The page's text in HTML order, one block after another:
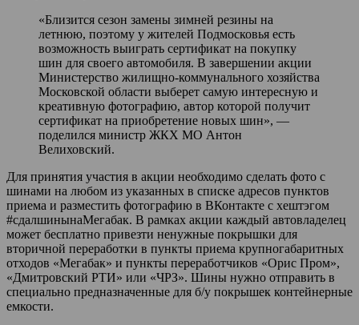
«Близится сезон замены зимней резины на
летнюю, поэтому у жителей Подмосковья есть
возможность выиграть сертификат на покупку
шин для своего автомобиля. В завершении акции
Министерство жилищно-коммунального хозяйства
Московской области выберет самую интересную и
креативную фотографию, автор которой получит
сертификат на приобретение новых шин», —
поделился министр ЖКХ МО Антон
Велиховский.
Для принятия участия в акции необходимо сделать фото с
шинами на любом из указанных в списке адресов пунктов
приема и разместить фотографию в ВКонтакте с хештэгом
#сдалшинынаМегабак. В рамках акции каждый автовладелец
может бесплатно привезти ненужные покрышки для
вторичной переработки в пункты приема крупногабаритных
отходов «Мегабак» и пункты переработчиков «Орис Пром»,
«Дмитровский РТИ» или «ЧРЗ». Шины нужно отправить в
специально предназначенные для б/у покрышек контейнерные
емкости.